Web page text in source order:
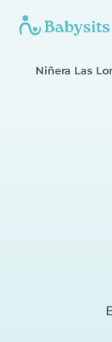
Niñera Las